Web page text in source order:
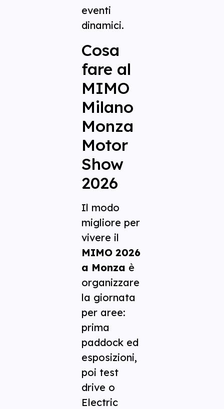
eventi
dinamici.
Cosa
fare al
MIMO
Milano
Monza
Motor
Show
2026
Il modo
migliore per
vivere il
MIMO 2026
a Monza è
organizzare
la giornata
per aree:
prima
paddock ed
esposizioni,
poi test
drive o
Electric